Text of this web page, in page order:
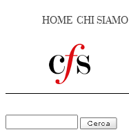
HOME CHI SIAMO